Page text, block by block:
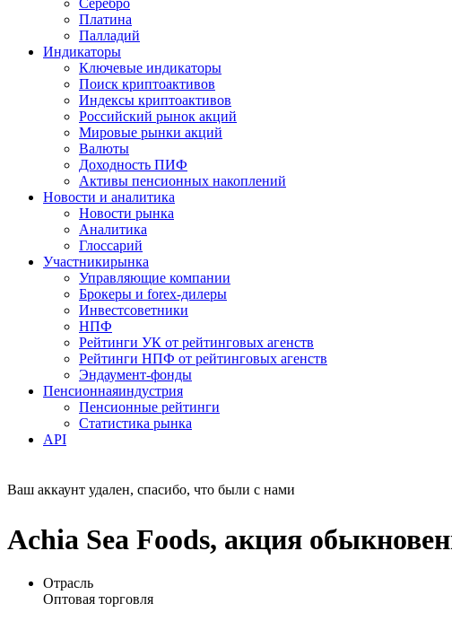
Серебро
Платина
Палладий
Индикаторы
Ключевые индикаторы
Поиск криптоактивов
Индексы криптоактивов
Российский рынок акций
Мировые рынки акций
Валюты
Доходность ПИФ
Активы пенсионных накоплений
Новости и аналитика
Новости рынка
Аналитика
Глоссарий
Участникирынка
Управляющие компании
Брокеры и forex-дилеры
Инвестсоветники
НПФ
Рейтинги УК от рейтинговых агенств
Рейтинги НПФ от рейтинговых агенств
Эндаумент-фонды
Пенсионнаяиндустрия
Пенсионные рейтинги
Статистика рынка
API
Ваш аккаунт удален, спасибо, что были с нами
Achia Sea Foods, акция
Отрасль
Оптовая торговля